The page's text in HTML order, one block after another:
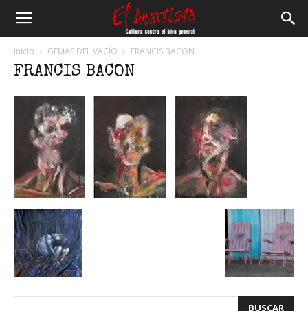
Inicio GEMAS DEL VACÍO FRANCIS BACON
FRANCIS BACON